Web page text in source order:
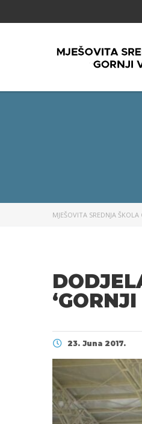
MJEŠOVITA SREDNJA
23. Juna 2017.